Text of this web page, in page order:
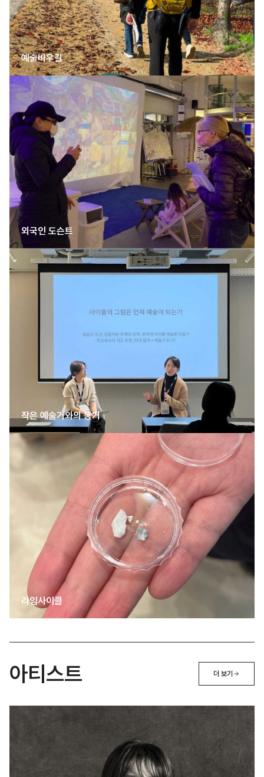
예술바우길
외국인 도슨트
작은 예술가와의 동거
라임사이클
아티스트 더 보기